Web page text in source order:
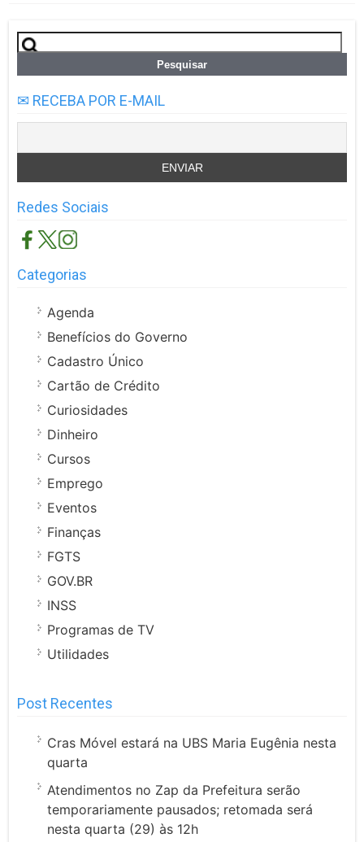
Pesquisar
por:
✉ RECEBA POR E-MAIL
Redes Sociais
Categorias
Agenda
Benefícios do Governo
Cadastro Único
Cartão de Crédito
Curiosidades
Dinheiro
Cursos
Emprego
Eventos
Finanças
FGTS
GOV.BR
INSS
Programas de TV
Utilidades
Post Recentes
Cras Móvel estará na UBS Maria Eugênia nesta
quarta
Atendimentos no Zap da Prefeitura serão
temporariamente pausados; retomada será
nesta quarta (29) às 12h